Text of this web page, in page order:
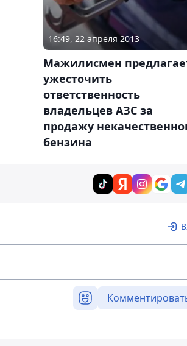
16:49, 22 апреля 2013
Мажилисмен
ужесточить
ответственность
владельцев АЗС за
продажу
бензина